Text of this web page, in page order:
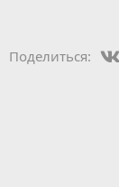
Поделиться: